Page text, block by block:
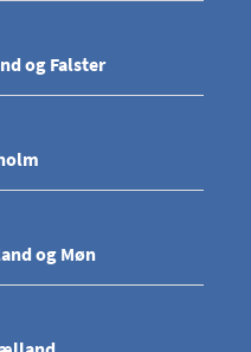
og Falster
og Møn